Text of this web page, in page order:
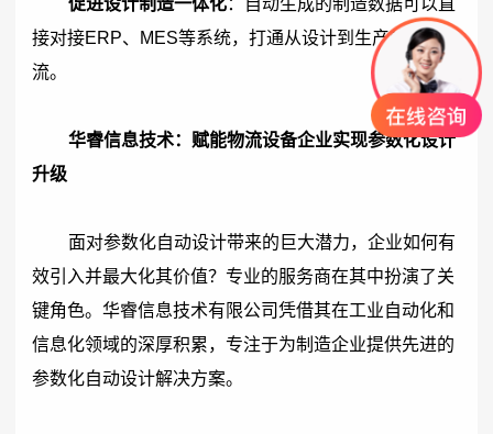
接对接ERP、MES等系统，打通从设计到生产的信息
流。
华睿信息技术： 赋能物流设备企业实现参数化设计
升级
面对参数化自动设计带来的巨大潜力，企业如何有
效引入并最大化其价值？专业的服务商在其中扮演了关
键角色。华睿信息技术有限公司凭借其在工业自动化和
信息化领域的深厚积累，专注于为制造企业提供先进的
参数化自动设计解决方案。